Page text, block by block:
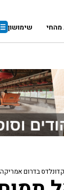
מהחי שימושון
בדרום